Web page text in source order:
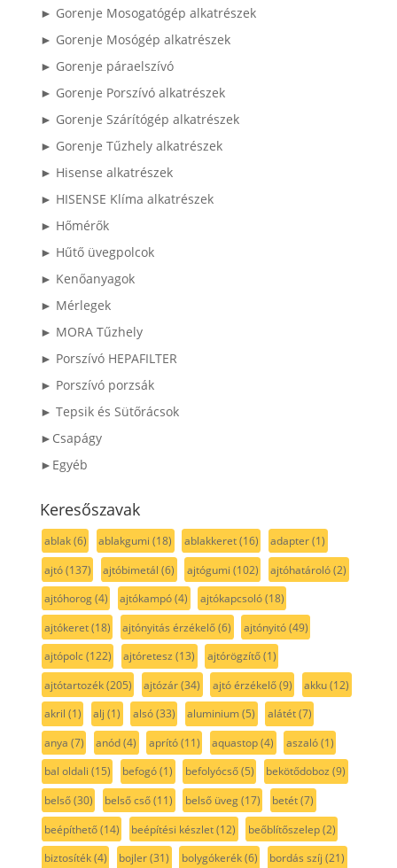
► Gorenje Mosogatógép alkatrészek
► Gorenje Mosógép alkatrészek
► Gorenje páraelszívó
► Gorenje Porszívó alkatrészek
► Gorenje Szárítógép alkatrészek
► Gorenje Tűzhely alkatrészek
► Hisense alkatrészek
► HISENSE Klíma alkatrészek
► Hőmérők
► Hűtő üvegpolcok
► Kenőanyagok
► Mérlegek
► MORA Tűzhely
► Porszívó HEPAFILTER
► Porszívó porzsák
► Tepsik és Sütőrácsok
►Csapágy
►Egyéb
Keresőszavak
ablak(6) ablakgumi (18) ablakkeret(16) adapter(1)
ajtó(137) ajtóbimetál (6) ajtógumi (102) ajtóhatároló(2)
ajtóhorog(4) ajtókampó(4) ajtókapcsoló(18)
ajtókeret(18) ajtónyitás érzékelő(6) ajtónyitó(49)
ajtópolc(122) ajtóretesz (13) ajtórögzítő(1)
ajtótartozék(205) ajtózár(34) ajtó érzékelő(9) akku(12)
akril (1) alj (1) alsó(33) aluminium(5) alátét(7)
anya (7) anód(4) aprító(11) aquastop(4) aszaló(1)
bal oldali (15) befogó(1) befolyócső(5) bekötődoboz (9)
belső(30) belső cső(11) belső üveg(17) betét(7)
beépíthető(14) beépítési készlet(12) beőblítőszelep(2)
biztosíték(4) bojler(31) bolygókerék(6) bordás szíj (21)